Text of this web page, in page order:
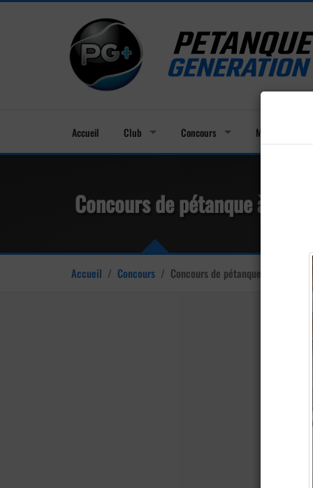
Accueil Club Concours Membres
Concours de pétanque à
Accueil / Concours / Concours de pétanque à Salles